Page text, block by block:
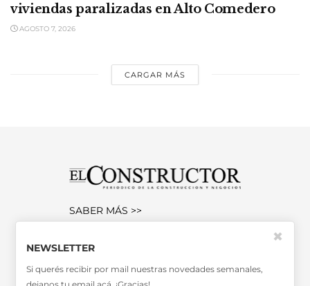
viviendas paralizadas en Alto Comedero
AGOSTO 7, 2026
CARGAR MÁS
SABER MÁS >>
Miembro de la Asociación de
NEWSLETTER
Si querés recibir por mail nuestras novedades semanales,
✖